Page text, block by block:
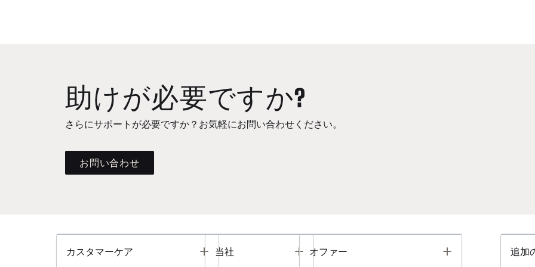
助けが必要ですか?
さらにサポートが必要ですか？お気軽にお問い合わせください。
お問い合わせ
カスタマーケア Toggle
当社 Toggle
オファー Toggle 追加